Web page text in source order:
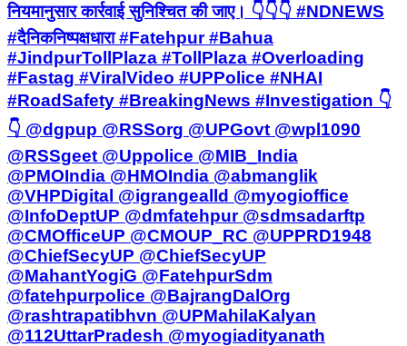
नियमानुसार कार्रवाई सुनिश्चित की जाए। 👇👇👇 #NDNEWS
#दैनिकनिष्पक्षधारा #Fatehpur #Bahua
#JindpurTollPlaza #TollPlaza #Overloading
#Fastag #ViralVideo #UPPolice #NHAI
#RoadSafety #BreakingNews #Investigation 👇
👇 @dgpup @RSSorg @UPGovt @wpl1090
@RSSgeet @Uppolice @MIB_India
@PMOIndia @HMOIndia @abmanglik
@VHPDigital @igrangealld @myogioffice
@InfoDeptUP @dmfatehpur @sdmsadarftp
@CMOfficeUP @CMOUP_RC @UPPRD1948
@ChiefSecyUP @ChiefSecyUP
@MahantYogiG @FatehpurSdm
@fatehpurpolice @BajrangDalOrg
@rashtrapatibhvn @UPMahilaKalyan
@112UttarPradesh @myogiadityanath